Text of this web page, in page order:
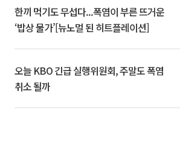
한끼 먹기도 무섭다...폭염이 부른 뜨거운
‘밥상 물가’[뉴노멀 된 히트플레이션]
오늘 KBO 긴급 실행위원회, 주말도 폭염
취소 될까